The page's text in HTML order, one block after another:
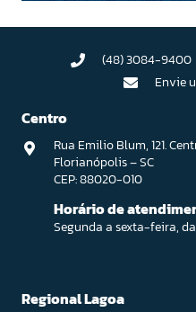
(48) 3084-9400
Envie
Centro
Rua Emilio Blum, 121.
Florianópolis – SC
CEP: 88020-010
Horário de
Segunda a sexta-feira,
Regional Lagoa